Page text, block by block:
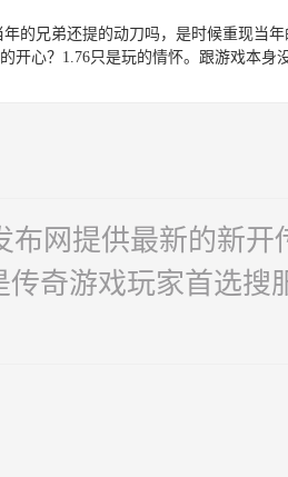
的兄弟还提的动刀吗，是时候重现当
心？1.76只是玩的情怀。跟游戏本身
网提供最新的新开
奇游戏玩家首选搜